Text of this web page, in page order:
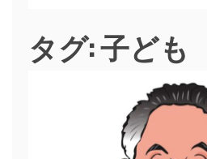
タグ:子ども